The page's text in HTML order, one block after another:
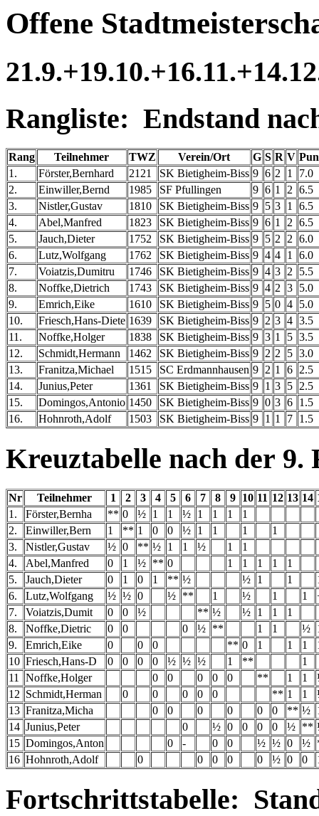
Offene
Rangliste: Endstand
Rang Teilnehmer TWZ Verein/Ort G S R V
1.
Förster,Bernhard 2121 SK Bietigheim-Biss 9 6 2 1
7.0
2.
Einwiller,Bernd 1985 SF Pfullingen 9 6 1 2 6.5
3.
Nistler,Gustav 1810 SK Bietigheim-Biss 9 5 3 1
6.5
4.
Abel,Manfred 1823 SK Bietigheim-Biss 9 6 1 2 6.5
5.
Jauch,Dieter 1752 SK Bietigheim-Biss 9 5 2 2 6.0
6.
Lutz,Wolfgang 1762 SK Bietigheim-Biss 9 4 4 1
6.0
7.
Voiatzis,Dumitru 1746 SK Bietigheim-Biss 9 4 3 2
5.5
8.
Noffke,Dietrich 1743 SK Bietigheim-Biss 9 4 2 3 5.0
9.
Emrich,Eike 1610 SK Bietigheim-Biss 9 5 0 4 5.0
10.
Friesch,Hans-Diete 1639 SK Bietigheim-Biss 9 2 3 4 3.5
11.
Noffke,Holger 1838 SK Bietigheim-Biss 9 3 1 5 3.5
12.
Schmidt,Hermann 1462 SK Bietigheim-Biss 9 2 2 5 3.0
13.
Franitza,Michael 1515 SC Erdmannhausen 9 2 1 6 2.5
14.
Junius,Peter 1361 SK Bietigheim-Biss 9 1 3 5 2.5
15.
Domingos,Antonio 1450 SK Bietigheim-Biss 9 0 3 6 1.5
16.
Hohnroth,Adolf 1503 SK Bietigheim-Biss 9 1 1 7 1.5
Kreuztabelle nach der 9.
Nr Teilnehmer 1 2 3 4 5 6 7 8 9 10 11 12 13 14
1.
Förster,Bernha ** 0 ½ 1 1 ½ 1 1 1
1
2.
Einwiller,Bern 1 ** 1 0 0 ½ 1 1 1
1
3.
Nistler,Gustav ½ 0 ** ½ 1 1 ½ 1
1
4.
Abel,Manfred 0 1 ½ ** 0 1 1 1 1
1
5.
Jauch,Dieter 0 1 0 1 ** ½ ½ 1 1
6.
Lutz,Wolfgang ½ ½ 0 ½ ** 1 ½ 1 1
7.
Voiatzis,Dumit 0 0 ½ ** ½ ½ 1 1
1
8.
Noffke,Dietric 0 0 0 ½ ** 1 1 ½
9.
Emrich,Eike 0 0 0 ** 0 1 1 1
10 Friesch,Hans-D 0 0 0 0 ½ ½ ½ 1 **
1
11
Noffke,Holger 0 0 0 0 0 ** 1 1
12 Schmidt,Herman 0 0 0 0 0 ** 1 1
13 Franitza,Micha 0 0 0 0 0 0 ** ½
14 Junius,Peter 0 ½ 0 0 0 0 ½ **
15 Domingos,Anton 0 - 0 0 ½ ½ 0 ½
16 Hohnroth,Adolf 0 0 0 0 0 ½ 0 0
Fortschrittstabelle: